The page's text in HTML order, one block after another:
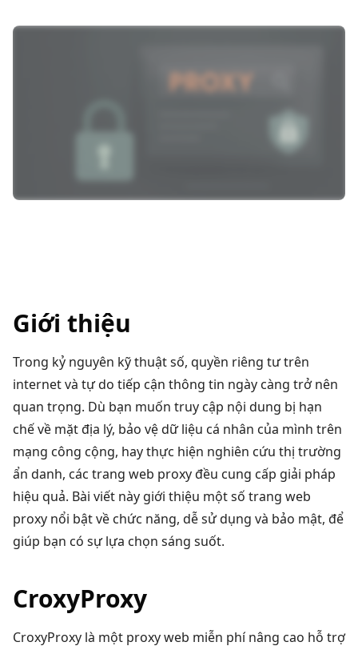
Giới thiệu
Trong kỷ nguyên kỹ thuật số, quyền riêng tư trên
internet và tự do tiếp cận thông tin ngày càng trở nên
quan trọng. Dù bạn muốn truy cập nội dung bị hạn
chế về mặt địa lý, bảo vệ dữ liệu cá nhân của mình trên
mạng công cộng, hay thực hiện nghiên cứu thị trường
ẩn danh, các trang web proxy đều cung cấp giải pháp
hiệu quả. Bài viết này giới thiệu một số trang web
proxy nổi bật về chức năng, dễ sử dụng và bảo mật, để
giúp bạn có sự lựa chọn sáng suốt.
CroxyProxy
CroxyProxy là một proxy web miễn phí nâng cao hỗ trợ